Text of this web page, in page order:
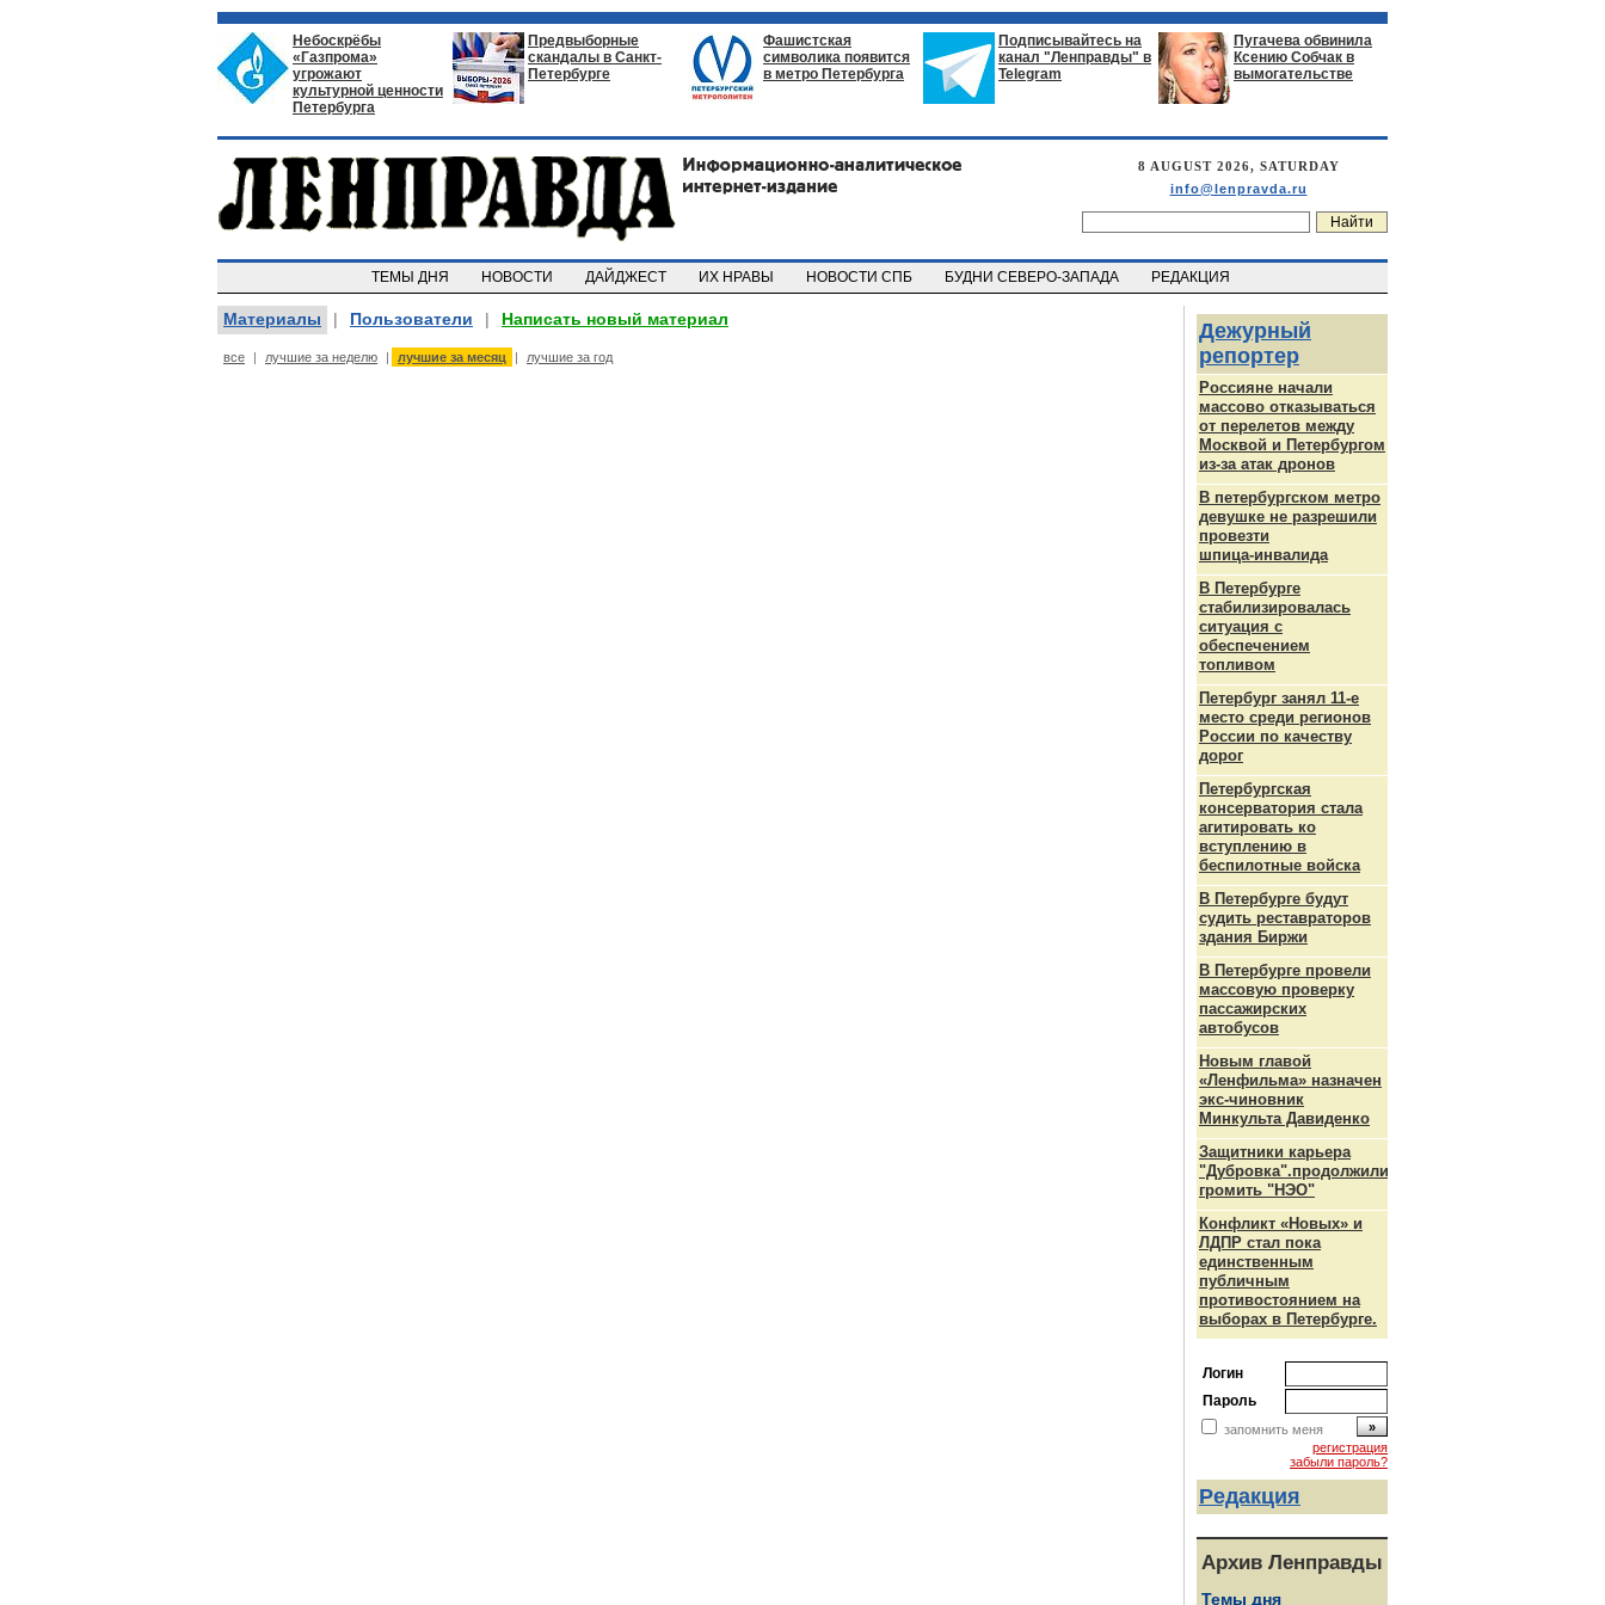
Небоскрёбы
«Газпрома»
угрожают
культурной ценности
Петербурга
Предвыборные
скандалы в Санкт-
Петербурге
Фашистская
символика появится
в метро Петербурга
Подписывайтесь на
канал "Ленправды" в
Telegram
Пугачева обвинила
Ксению Собчак в
вымогательстве
8 AUGUST 2026, SATURDAY
info@lenpravda.ru
ТЕМЫ ДНЯ НОВОСТИ ДАЙДЖЕСТ ИХ НРАВЫ НОВОСТИ СПБ БУДНИ СЕВЕРО-ЗАПАДА РЕДАКЦИЯ
Материалы | Пользователи | Написать новый материал
все | лучшие за неделю | лучшие за месяц | лучшие за год
Дежурный
репортер
Россияне начали
массово отказываться
от перелетов между
Москвой и Петербургом
из-за атак дронов
В петербургском метро
девушке не разрешили
провезти
шпица‑инвалида
В Петербурге
стабилизировалась
ситуация с
обеспечением
топливом
Петербург занял 11-е
место среди регионов
России по качеству
дорог
Петербургская
консерватория стала
агитировать ко
вступлению в
беспилотные войска
В Петербурге будут
судить реставраторов
здания Биржи
В Петербурге провели
массовую проверку
пассажирских
автобусов
Новым главой
«Ленфильма» назначен
экс-чиновник
Минкульта Давиденко
Защитники карьера
"Дубровка".продолжили
громить "НЭО"
Конфликт «Новых» и
ЛДПР стал пока
единственным
публичным
противостоянием на
выборах в Петербурге.
Логин
Пароль
запомнить меня
регистрация
забыли пароль?
Редакция
Архив Ленправды
Темы дня